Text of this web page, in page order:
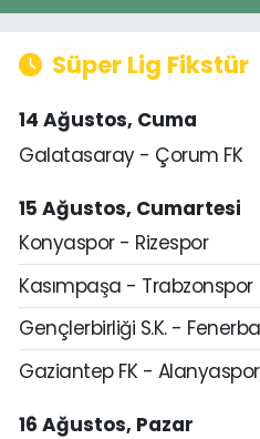
Süper Lig Fikstür
14 Ağustos, Cuma
Galatasaray - Çorum FK
15 Ağustos, Cumartesi
Konyaspor - Rizespor
Kasımpaşa - Trabzonspor
Gençlerbirliği S.K. -
Gaziantep FK - Alanyaspor
16 Ağustos, Pazar